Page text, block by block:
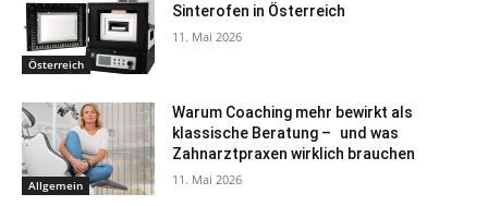
Österreich
Sinterofen in Österreich
11. Mai 2026
Allgemein
Warum Coaching mehr bewirkt als
klassische Beratung – und was
Zahnarztpraxen wirklich brauchen
11. Mai 2026